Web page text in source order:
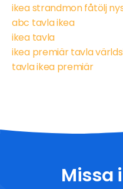
ikea strandmon fåtölj
abc tavla ikea
ikea tavla
ikea premiär tavla
tavla ikea premiär
Missa